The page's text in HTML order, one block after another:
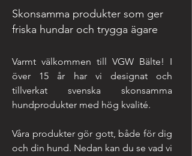
Skonsamma produkter som ger
friska hundar och trygga ägare
Varmt välkommen till VGW Bälte! I
över 15 år har vi designat och
tillverkat svenska skonsamma
hundprodukter med hög kvalité.
Våra produkter gör gott, både för dig
och din hund. Nedan kan du se vad vi